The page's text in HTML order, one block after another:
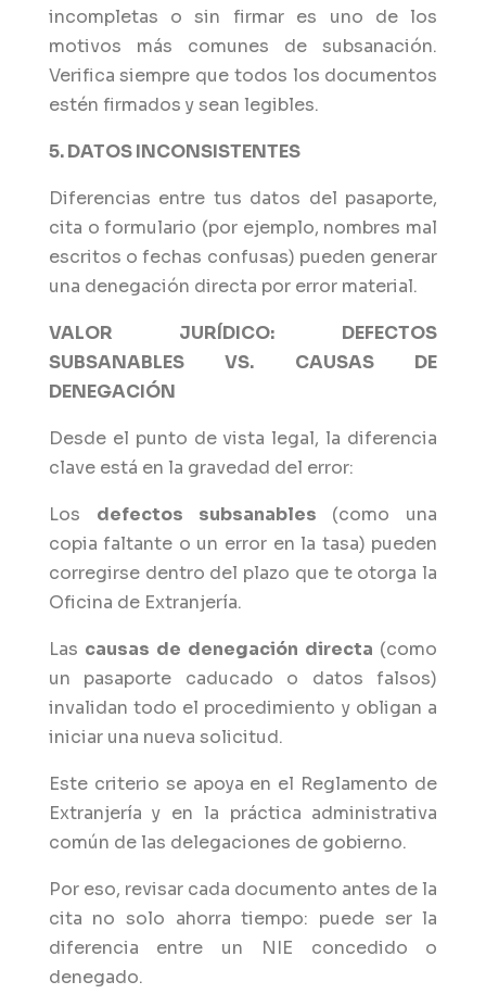
incompletas o sin firmar es uno de los
motivos más comunes de subsanación.
Verifica siempre que todos los documentos
estén firmados y sean legibles.
5. DATOS INCONSISTENTES
Diferencias entre tus datos del pasaporte,
cita o formulario (por ejemplo, nombres mal
escritos o fechas confusas) pueden generar
una denegación directa por error material.
VALOR JURÍDICO: DEFECTOS
SUBSANABLES VS. CAUSAS DE
DENEGACIÓN
Desde el punto de vista legal, la diferencia
clave está en la gravedad del error:
Los defectos subsanables (como una
copia faltante o un error en la tasa) pueden
corregirse dentro del plazo que te otorga la
Oficina de Extranjería.
Las causas de denegación directa (como
un pasaporte caducado o datos falsos)
invalidan todo el procedimiento y obligan a
iniciar una nueva solicitud.
Este criterio se apoya en el Reglamento de
Extranjería y en la práctica administrativa
común de las delegaciones de gobierno.
Por eso, revisar cada documento antes de la
cita no solo ahorra tiempo: puede ser la
diferencia entre un NIE concedido o
denegado.